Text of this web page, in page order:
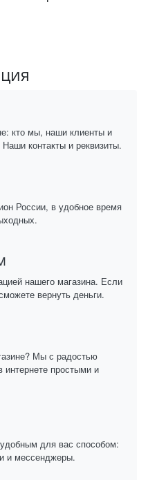
кто мы, наши клиенты и
контакты и реквизиты.
России, в удобное время
нашего магазина. Если
вернуть деньги.
Мы с радостью
интернете простыми и
для вас способом:
и мессенджеры.